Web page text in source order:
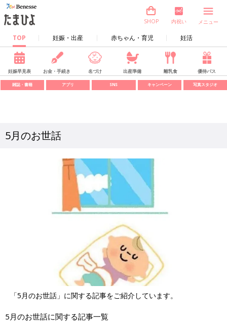
TOP 妊娠・出産 赤ちゃん・育児 妊活
SHOP 内祝い メニュー
妊娠早見表 お金・手続き 名づけ 出産準備 離乳食 優待パス
雑誌・書籍 アプリ SNS キャンペーン 写真スタジオ
5月のお世話
「5月のお世話」に関する記事をご紹介しています。
5月のお世話に関する記事一覧